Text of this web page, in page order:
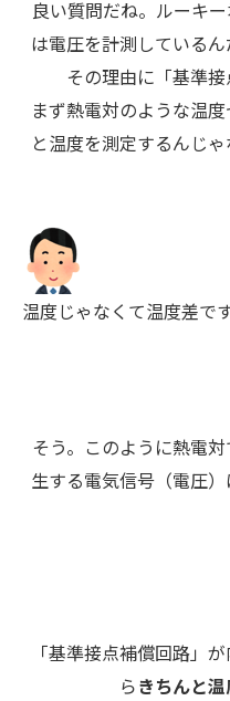
良い質問だね。ルーキ
は電圧を計測している
その理由に「基準
まず熱電対のような温
と温度を測定するんじ
温度じゃなくて温度差で
そう。このように熱電
生する電気信号（電圧
「基準接点補償回路」
らきちんと